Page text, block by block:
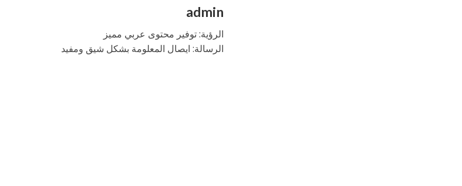
admin
الرؤية: توفير محتوى عربي مميز
الرسالة: ايصال المعلومة بشكل شيق ومفيد